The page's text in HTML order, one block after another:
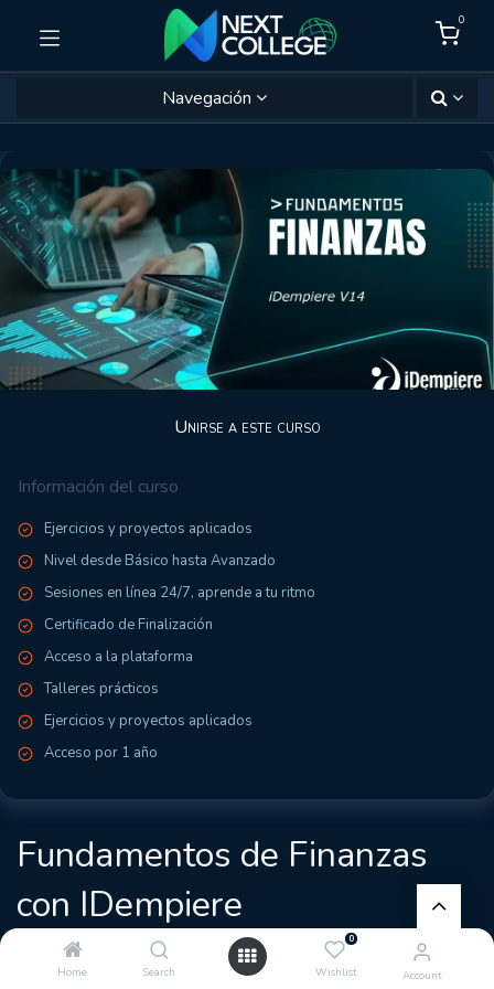
Home Search
0
Wishlist Account
0
Navegación
Unirse a este curso
Información del curso
Ejercicios y proyectos aplicados
Nivel desde Básico hasta Avanzado
Sesiones en línea 24/7, aprende a tu ritmo
Certificado de Finalización
Acceso a la plataforma
Talleres prácticos
Ejercicios y proyectos aplicados
Acceso por 1 año
Fundamentos de Finanzas
con IDempiere
ACERCA DEL PROFESOR